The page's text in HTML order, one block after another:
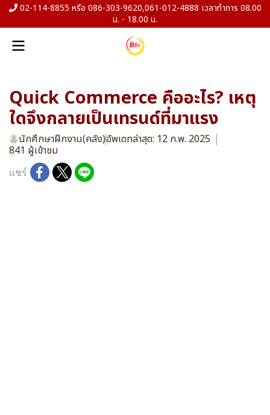
02-114-8855 หรือ 086-303-9620,061-012-4888 เวลาทำการ 08.00
น. - 18.00 น.
Quick Commerce คืออะไร? เหตุ
ใดจึงกลายเป็นเทรนด์ที่มาแรง
นักศึกษาฝึกงาน(คลัง)อัพเดทล่าสุด: 12 ก.พ. 2025
841 ผู้เข้าชม
แชร์